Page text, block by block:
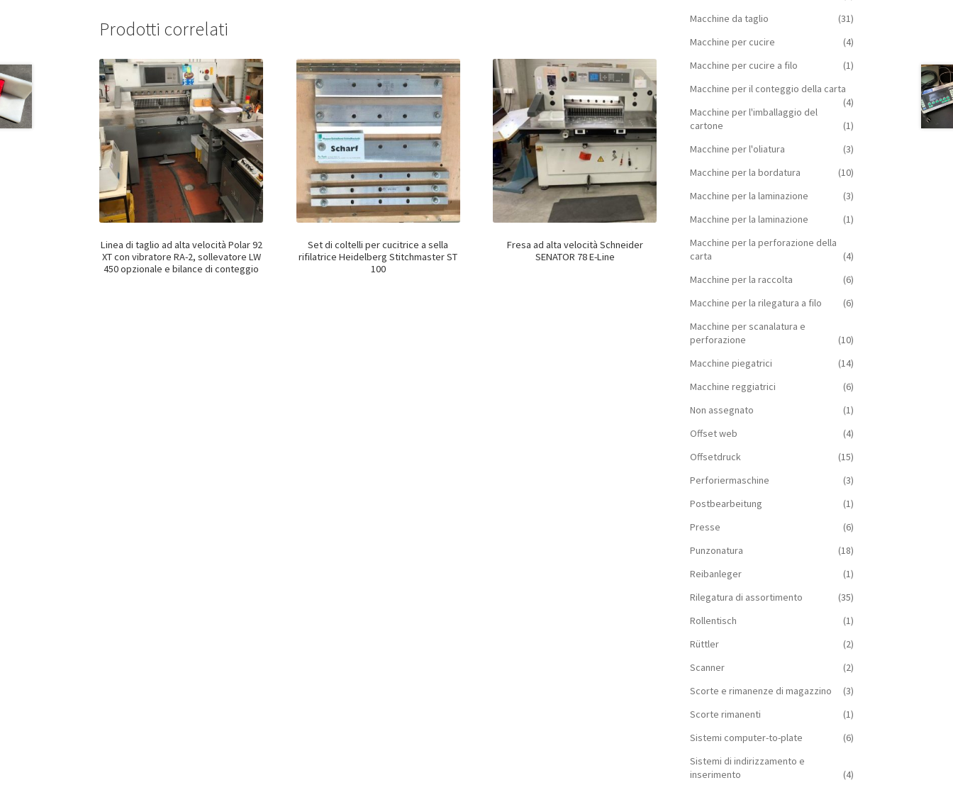
Prodotti correlati
Linea di taglio ad alta velocità Polar 92
XT con vibratore RA-2, sollevatore LW
450 opzionale e bilance di conteggio
Set di coltelli per cucitrice a sella
rifilatrice Heidelberg Stitchmaster ST
100
Fresa ad alta velocità Schneider
SENATOR 78 E-Line
Macchine da taglio
(31)
Macchine per cucire
(4)
Macchine per cucire a filo
(1)
Macchine per il conteggio della carta
(4)
Macchine per l'imballaggio del
cartone
(1)
Macchine per l'oliatura
(3)
Macchine per la bordatura
(10)
Macchine per la laminazione
(3)
Macchine per la laminazione
(1)
Macchine per la perforazione della
carta
(4)
Macchine per la raccolta
(6)
Macchine per la rilegatura a filo
(6)
Macchine per scanalatura e
perforazione
(10)
Macchine piegatrici
(14)
Macchine reggiatrici
(6)
Non assegnato
(1)
Offset web
(4)
Offsetdruck
(15)
Perforiermaschine
(3)
Postbearbeitung
(1)
Presse
(6)
Punzonatura
(18)
Reibanleger
(1)
Rilegatura di assortimento
(35)
Rollentisch
(1)
Rüttler
(2)
Scanner
(2)
Scorte e rimanenze di magazzino
(3)
Scorte rimanenti
(1)
Sistemi computer-to-plate
(6)
Sistemi di indirizzamento e
inserimento
(4)